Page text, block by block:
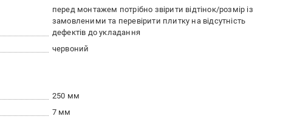
перед монтажем потрібно звірити відтінок/розмір із
замовленими та перевірити плитку на відсутність
дефектів до укладання
червоний
250 мм
7 мм